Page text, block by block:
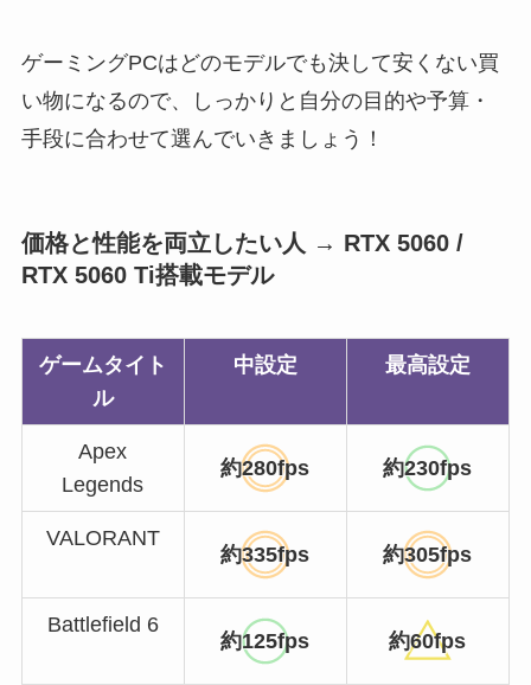
ゲーミングPCはどのモデルでも決して安くない買
い物になるので、しっかりと自分の目的や予算・
手段に合わせて選んでいきましょう！
価格と性能を両立したい人 → RTX 5060 /
RTX 5060 Ti搭載モデル
ゲームタイト
ル
中設定 最高設定
Apex
Legends
約280fps 約230fps
VALORANT
約335fps 約305fps
Battlefield 6
約125fps 約60fps